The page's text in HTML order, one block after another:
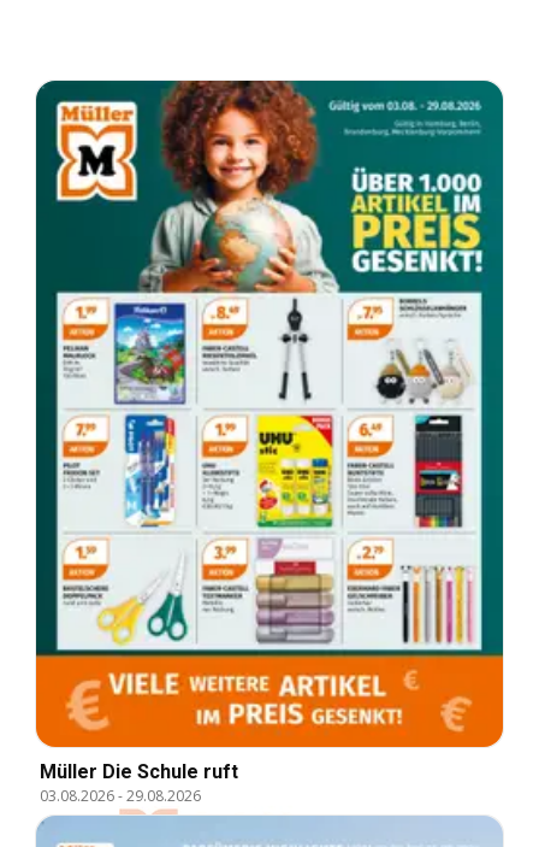
Müller Die Schule ruft
03.08.2026-29.08.2026